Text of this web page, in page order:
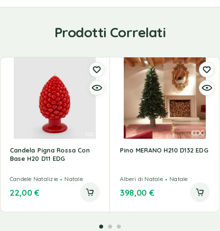
Prodotti Correlati
Candela Pigna Rossa Con
Base H20 D11 EDG
Candele Natalizie Natale
22,00 €
Pino MERANO H210 D132 EDG
Alberi di Natale Natale
398,00 €